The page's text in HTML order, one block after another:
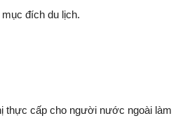
đích du lịch.
thực cấp cho người nước ngoài làm